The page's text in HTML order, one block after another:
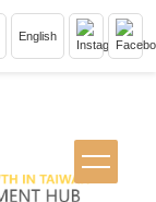
English